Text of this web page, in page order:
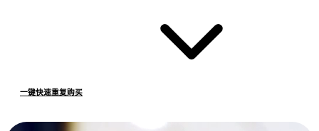
一键快速重复购买